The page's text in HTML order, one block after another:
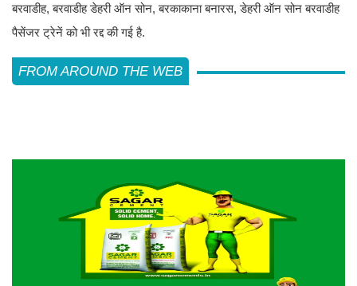
बरवाडीह, बरवाडीह डेहरी ऑन सोन, बरकाकाना बनारस, डेहरी ऑन सोन बरवाडीह
पैसेंजर ट्रेनें को भी रद्द की गई है.
FROM AROUND THE WEB